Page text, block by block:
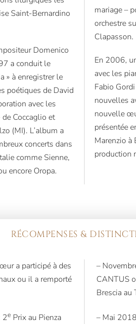
Saint-Bernardino
Domenico
a conduit le
» à enregistrer le
poétiques de David
avec les
Coccaglio et
(MI). L’album a
concerts dans
comme Sienne,
encore Oropa.
mariage –
orchestre
Clapasson.
En 2006,
avec les
Fabio
nouvelles
nouvelle
présentée
Marenzio à
production
RÉCOMPENSES &
a participé à des
ou il a remporté
2e Prix au Pienza
–
CANTUS
Brescia au
– Mai